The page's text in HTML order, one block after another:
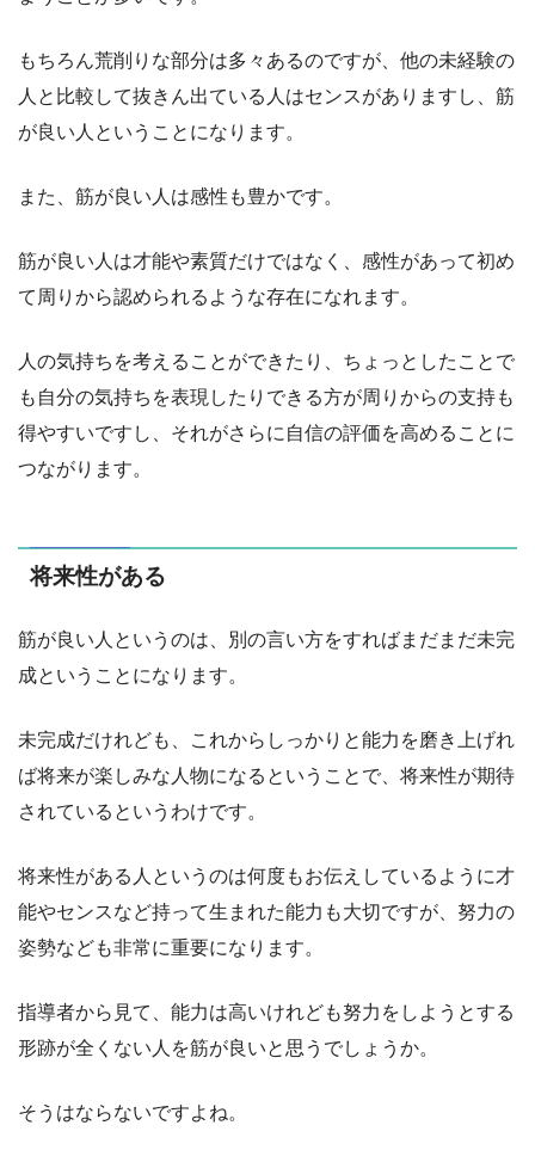
もちろん荒削りな部分は多々あるのですが、他の未経験の
人と比較して抜きん出ている人はセンスがありますし、筋
が良い人ということになります。
また、筋が良い人は感性も豊かです。
筋が良い人は才能や素質だけではなく、感性があって初め
て周りから認められるような存在になれます。
人の気持ちを考えることができたり、ちょっとしたことで
も自分の気持ちを表現したりできる方が周りからの支持も
得やすいですし、それがさらに自信の評価を高めることに
つながります。
将来性がある
筋が良い人というのは、別の言い方をすればまだまだ未完
成ということになります。
未完成だけれども、これからしっかりと能力を磨き上げれ
ば将来が楽しみな人物になるということで、将来性が期待
されているというわけです。
将来性がある人というのは何度もお伝えしているように才
能やセンスなど持って生まれた能力も大切ですが、努力の
姿勢なども非常に重要になります。
指導者から見て、能力は高いけれども努力をしようとする
形跡が全くない人を筋が良いと思うでしょうか。
そうはならないですよね。